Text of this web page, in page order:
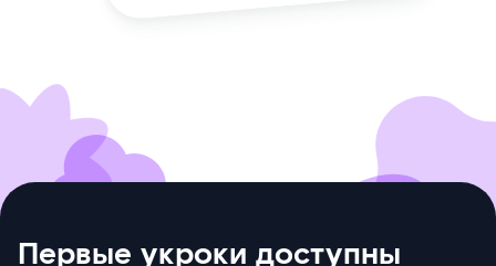
Первые укроки доступны